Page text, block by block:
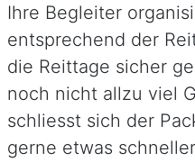
Ihre Begleiter
entsprechend der
die Reittage sicher
noch nicht allzu viel
schliesst sich der
gerne etwas